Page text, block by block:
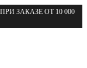
ЗАКАЗЕ ОТ 10 000